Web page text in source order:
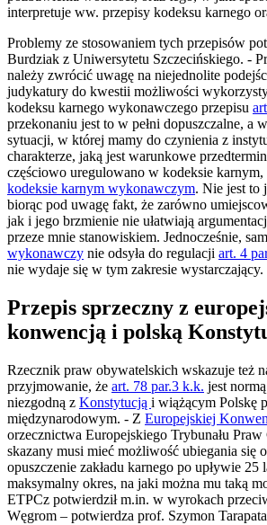
interpretuje ww. przepisy kodeksu karnego
Problemy ze stosowaniem tych przepisów
Burdziak z Uniwersytetu Szczecińskiego. -
należy zwrócić uwagę na niejednolite
judykatury do kwestii możliwości
kodeksu karnego wykonawczego przepisu
przekonaniu jest to w pełni dopuszczalne, a
sytuacji, w której mamy do czynienia z
charakterze, jaką jest warunkowe
częściowo uregulowano w kodeksie
kodeksie karnym wykonawczym. Nie jest to
biorąc pod uwagę fakt, że zarówno
jak i jego brzmienie nie ułatwiają
przeze mnie stanowiskiem. Jednocześnie, sam
wykonawczy nie odsyła do regulacji art. 4
nie wydaje się w tym zakresie wystarczający.
Przepis sprzeczny z
konwencją i polską
Rzecznik praw obywatelskich wskazuje też
przyjmowanie, że art. 78 par.3 k.k. jest
niezgodną z Konstytucją i wiążącym Polskę
międzynarodowym. - Z Europejskiej
orzecznictwa Europejskiego Trybunału
skazany musi mieć możliwość ubiegania się
opuszczenie zakładu karnego po upływie
maksymalny okres, na jaki można mu taką
ETPCz potwierdził m.in. w wyrokach
Węgrom – potwierdza prof. Szymon